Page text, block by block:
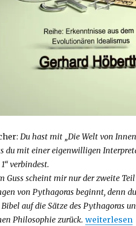
Du hast mit „Die Welt von
du mit einer eigenwilligen
verbindest.
Guss scheint mir nur der zweite Teil
von Pythagoras beginnt, denn
auf die Sätze des Pythagoras
Philosophie zurück. weiterlesen